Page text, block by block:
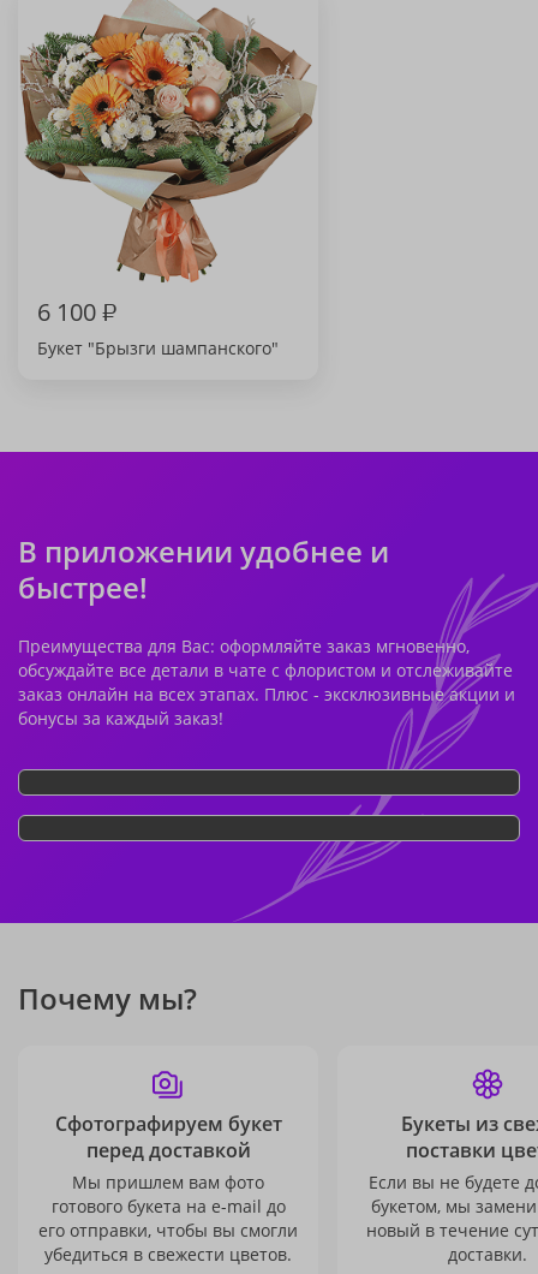
6 100₽
Букет "Брызги шампанского"
В приложении удобнее и
быстрее!
Преимущества для Вас: оформляйте заказ мгновенно,
обсуждайте все детали в чате с флористом и отслеживайте
заказ онлайн на всех этапах. Плюс - эксклюзивные акции и
бонусы за каждый заказ!
Почему мы?
Сфотографируем букет
перед доставкой
Мы пришлем вам фото
готового букета на e-mail до
его отправки, чтобы вы смогли
убедиться в свежести цветов.
Букеты из
поставки
Если вы не будете
букетом, мы
новый в течение
доставки.